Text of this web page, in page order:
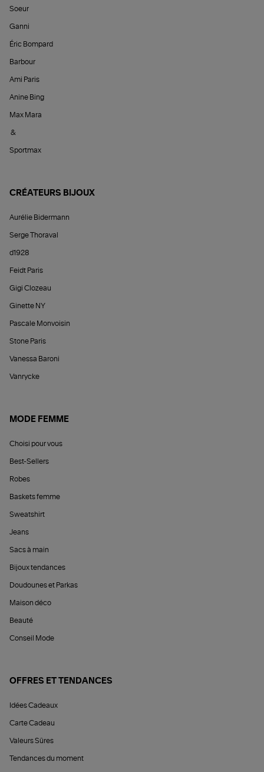
Soeur
Ganni
Éric Bompard
Barbour
Ami Paris
Anine Bing
Max Mara
&
Sportmax
CRÉATEURS BIJOUX
Aurélie Bidermann
Serge Thoraval
d1928
Feidt Paris
Gigi Clozeau
Ginette NY
Pascale Monvoisin
Stone Paris
Vanessa Baroni
Vanrycke
MODE FEMME
Choisi pour vous
Best-Sellers
Robes
Baskets femme
Sweatshirt
Jeans
Sacs à main
Bijoux tendances
Doudounes et Parkas
Maison déco
Beauté
Conseil Mode
OFFRES ET TENDANCES
Idées Cadeaux
Carte Cadeau
Valeurs Sûres
Tendances du moment